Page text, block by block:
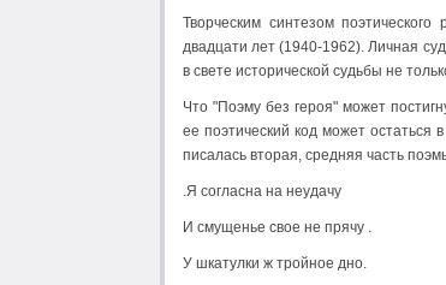
Творческим синтезом
двадцати лет (1940-1962). Личная
в свете исторической судьбы не
Что "Поэму без героя" может
ее поэтический код может
писалась вторая, средняя часть
.Я согласна на неудачу
И смущенье свое не прячу .
У шкатулки ж тройное дно.